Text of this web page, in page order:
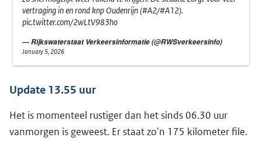
vertraging in en rond knp Oudenrijn (#A2/#A12).
pic.twitter.com/2wLtV983ho
— Rijkswaterstaat Verkeersinformatie (@RWSverkeersinfo)
January 5, 2026
Update 13.55 uur
Het is momenteel rustiger dan het sinds 06.30 uur
vanmorgen is geweest. Er staat zo'n 175 kilometer file.